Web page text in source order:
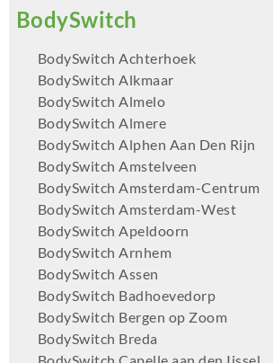
BodySwitch Achterhoek
BodySwitch Alkmaar
BodySwitch Almelo
BodySwitch Almere
BodySwitch Alphen Aan Den Rijn
BodySwitch Amstelveen
BodySwitch Amsterdam-Centrum
BodySwitch Amsterdam-West
BodySwitch Apeldoorn
BodySwitch Arnhem
BodySwitch Assen
BodySwitch Badhoevedorp
BodySwitch Bergen op Zoom
BodySwitch Breda